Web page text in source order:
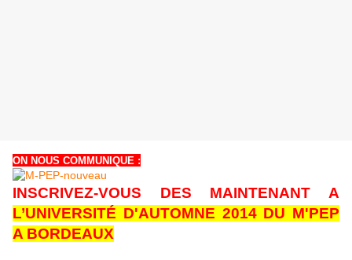
ON NOUS COMMUNIQUE :
INSCRIVEZ-VOUS DES MAINTENANT A
L’UNIVERSITÉ D'AUTOMNE 2014 DU M'PEP
A BORDEAUX